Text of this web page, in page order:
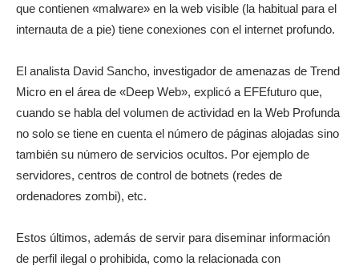
que contienen «malware» en la web visible (la habitual para el
internauta de a pie) tiene conexiones con el internet profundo.
El analista David Sancho, investigador de amenazas de Trend
Micro en el área de «Deep Web», explicó a EFEfuturo que,
cuando se habla del volumen de actividad en la Web Profunda
no solo se tiene en cuenta el número de páginas alojadas sino
también su número de servicios ocultos. Por ejemplo de
servidores, centros de control de botnets (redes de
ordenadores zombi), etc.
Estos últimos, además de servir para diseminar información
de perfil ilegal o prohibida, como la relacionada con